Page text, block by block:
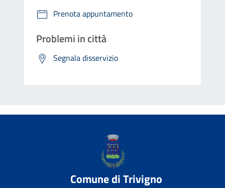
Prenota appuntamento
Problemi in città
Segnala disservizio
Comune di Trivigno